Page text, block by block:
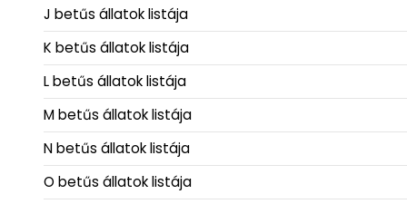
J betűs állatok listája
K betűs állatok listája
L betűs állatok listája
M betűs állatok listája
N betűs állatok listája
O betűs állatok listája